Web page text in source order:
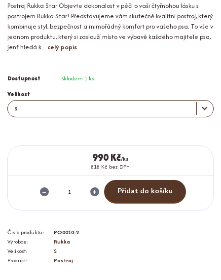
Postroj Rukka Star Objevte dokonalost v péči o vaši čtyřnohou lásku s
postrojem Rukka Star! Představujeme vám skutečně kvalitní postroj, který
kombinuje styl, bezpečnost a mimořádný komfort pro vašeho psa. To vše v
jednom produktu, který si zaslouží místo ve výbavě každého majitele psa,
jenž hledá k... celý popis
Dostupnost Skladem 1 ks
Velikost
990 Kč/ks
818 Kč bez DPH
Přidat do košíku
Číslo produktu:
PO0010-2
Výrobce:
Rukka
Velikost:
S
Produkt:
Postroj